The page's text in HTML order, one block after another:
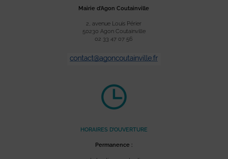
Mairie d’Agon Coutainville
2, avenue Louis Périer
50230 Agon Coutainville
02 33 47 07 56
HORAIRES D’OUVERTURE
Permanence :